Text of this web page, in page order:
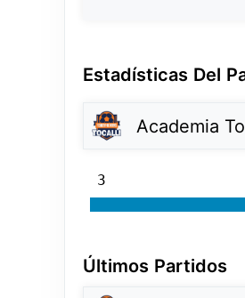
Estadísticas Del
Academia
3
Últimos Partidos